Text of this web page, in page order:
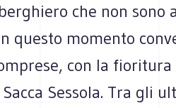
che non sono
questo momento
con la
Sessola. Tra gli